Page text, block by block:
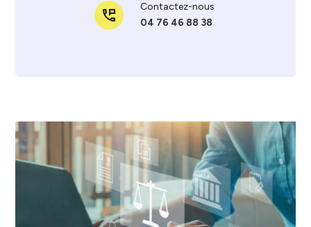
perm_phone_msg
Contactez-nous
04 76 46 88 38